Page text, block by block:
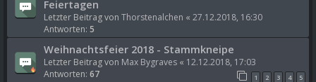
Feiertagen
Letzter Beitrag von Thorstenalchen « 27.12.2018, 16:30
Antworten: 5
Weihnachtsfeier 2018 - Stammkneipe
Letzter Beitrag von Max Bygraves « 12.12.2018, 17:03
Antworten: 67 1 2 3 4 5